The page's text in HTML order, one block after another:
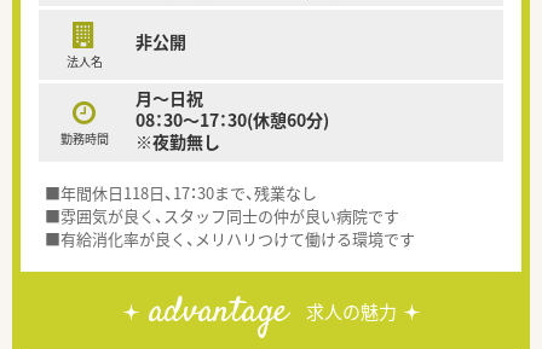
法人名
非公開
勤務時間
月～日祝
08：30～17：30(休憩60分)
※夜勤無し
■年間休日118日、17：30まで、残業なし
■雰囲気が良く、スタッフ同士の仲が良い病院です
■有給消化率が良く、メリハリつけて働ける環境です
advantage 求人の魅力